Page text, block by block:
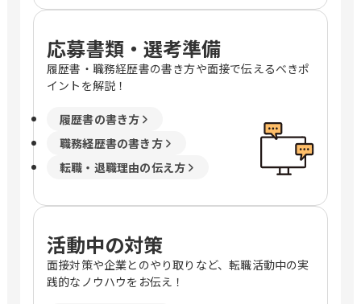
応募書類・選考準備
履歴書・職務経歴書の書き方や面接で伝えるべきポ
イントを解説！
履歴書の書き方
職務経歴書の書き方
転職・退職理由の伝え方
活動中の対策
面接対策や企業とのやり取りなど、転職活動中の実
践的なノウハウをお伝え！